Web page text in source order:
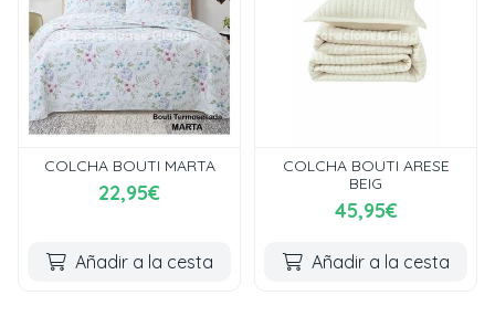
COLCHA BOUTI MARTA
22,95€
Añadir a la cesta
COLCHA BOUTI ARESE
BEIG
45,95€
Añadir a la cesta